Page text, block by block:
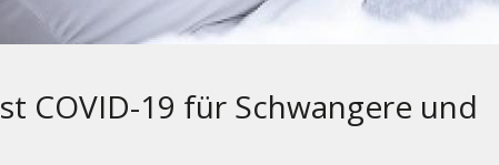
COVID-19 für Schwangere und